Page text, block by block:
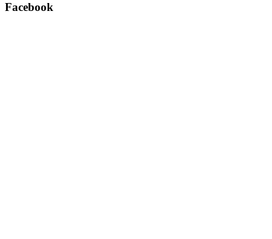
Facebook